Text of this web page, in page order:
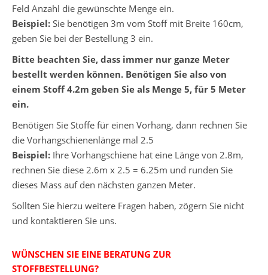
Feld Anzahl die gewünschte Menge ein.
Beispiel: Sie benötigen 3m vom Stoff mit Breite 160cm,
geben Sie bei der Bestellung 3 ein.
Bitte beachten Sie, dass immer nur ganze Meter
bestellt werden können. Benötigen Sie also von
einem Stoff 4.2m geben Sie als Menge 5, für 5 Meter
ein.
Benötigen Sie Stoffe für einen Vorhang, dann rechnen Sie
die Vorhangschienenlänge mal 2.5
Beispiel: Ihre Vorhangschiene hat eine Länge von 2.8m,
rechnen Sie diese 2.6m x 2.5 = 6.25m und runden Sie
dieses Mass auf den nächsten ganzen Meter.
Sollten Sie hierzu weitere Fragen haben, zögern Sie nicht
und kontaktieren Sie uns.
WÜNSCHEN SIE EINE BERATUNG ZUR
STOFFBESTELLUNG?